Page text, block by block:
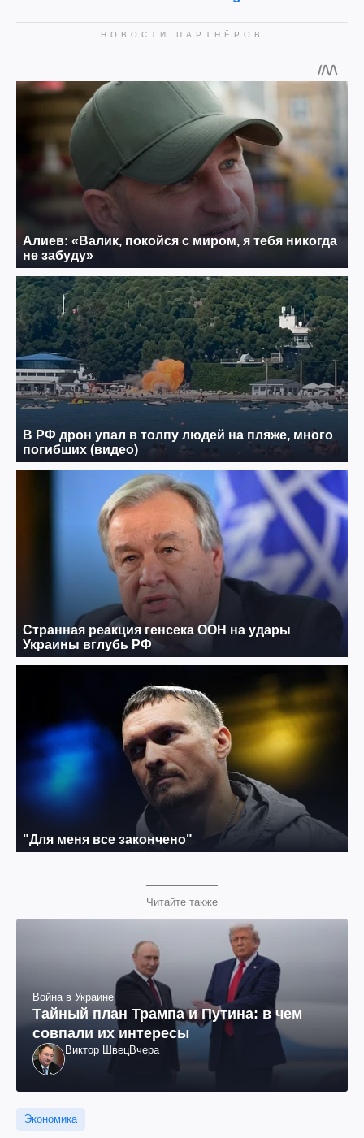
Читайте также
Война в Украине
Тайный план Трампа и Путина: в чем
совпали их интересы
Виктор ШвецВчера
Экономика